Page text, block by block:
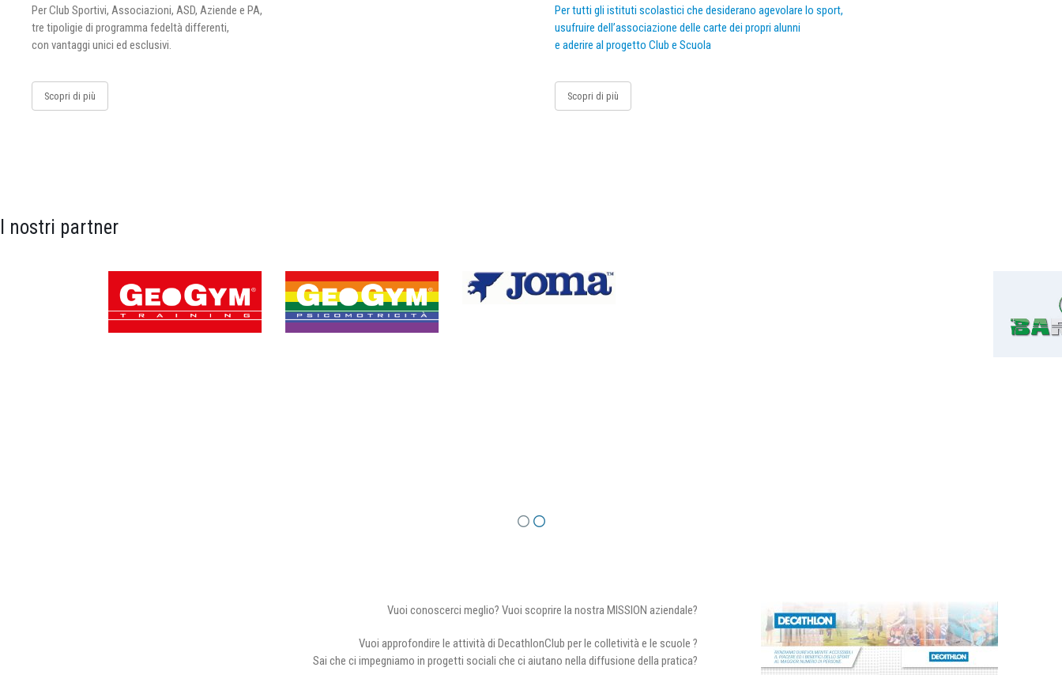
Per Club Sportivi, Associazioni, ASD, Aziende e PA,
tre tipoligie di programma fedeltà differenti,
con vantaggi unici ed esclusivi.
Scopri di più
Per tutti gli istituti scolastici che desiderano agevolare lo sport,
usufruire dell’associazione delle carte dei propri alunni
e aderire al progetto Club e Scuola
Scopri di più
I nostri partner
Vuoi conoscerci meglio? Vuoi scoprire la nostra MISSION aziendale?
Vuoi approfondire le attività di DecathlonClub per le colletività e le scuole ?
Sai che ci impegniamo in progetti sociali che ci aiutano nella diffusione della pratica?